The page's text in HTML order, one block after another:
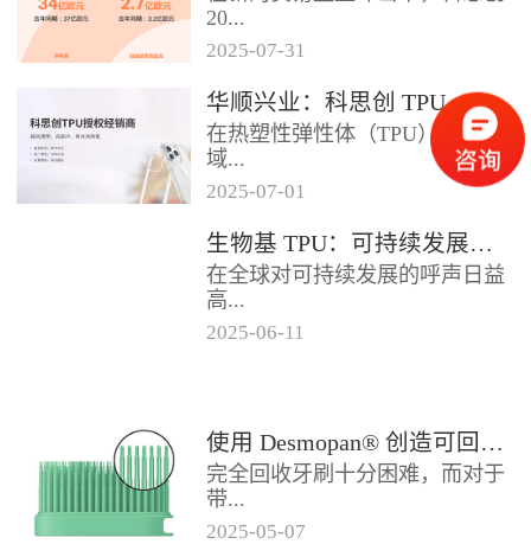
20...
25年第二季度业绩在充满挑战的
经济环境中公布。美国进口关税
的意外上调，对部分重点客户行
业...
2025-07-31
华顺兴业：科思创 TPU 一级代理商，优质 TPU 材料供应专家
在热塑性弹性体（TPU）材料领
域...
，华顺兴业凭借专业实力与行业
积淀，成为科思创 TPU 授权经销
商，为市场提供高品质的TP...
2025-07-01
生物基 TPU：可持续发展的材料新贵
在全球对可持续发展的呼声日益
高...
TP...
2025-06-11
使用 Desmopan® 创造可回收的热塑性聚氨酯牙刷头
完全回收牙刷十分困难，而对于
带...
2025-05-07